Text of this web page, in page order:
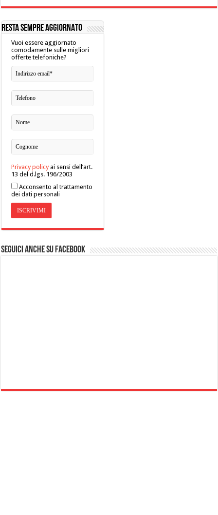
RESTA SEMPRE AGGIORNATO
Vuoi essere aggiornato
comodamente sulle migliori
offerte telefoniche?
Privacy policyai sensi dell’art.
13 del d.lgs. 196/2003
Acconsento al trattamento
dei dati personali
Seguici anche su Facebook